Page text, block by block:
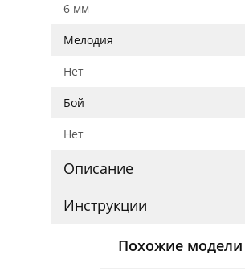
6 мм
Мелодия
Нет
Бой
Нет
Описание
Инструкции
Похожие модели